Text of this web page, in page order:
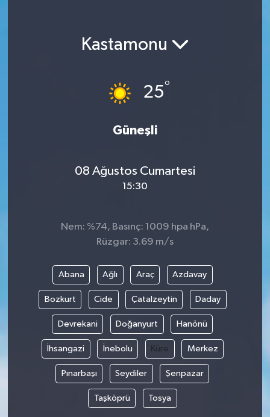
Kastamonu
25°
Güneşli
08 Ağustos Cumartesi
15:30
Nem: %74, Basınç: 1009 hpa hPa,
Rüzgar: 3.69 m/s
Abana Ağlı Araç Azdavay
Bozkurt Cide Çatalzeytin Daday
Devrekani Doğanyurt Hanönü
İhsangazi İnebolu Küre Merkez
Pınarbaşı Seydiler Şenpazar
Taşköprü Tosya